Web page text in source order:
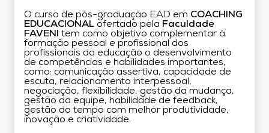
O curso de pós-graduação EAD em COACHING
EDUCACIONAL ofertado pela Faculdade
FAVENI
tem como objetivo complementar à
formação pessoal e profissional dos
profissionais da educação o desenvolvimento
de competências e habilidades importantes,
como: comunicação assertiva, capacidade de
escuta, relacionamento interpessoal,
negociação, flexibilidade, gestão da mudança,
gestão da equipe, habilidade de feedback,
gestão do tempo com melhor produtividade,
inovação e criatividade.